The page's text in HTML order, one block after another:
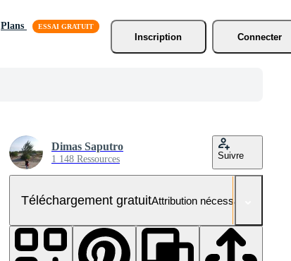
Plans
Inscription
Connecter
Dimas Saputro
1 148 Ressources Suivre
Téléchargement gratuitAttribution nécessaire